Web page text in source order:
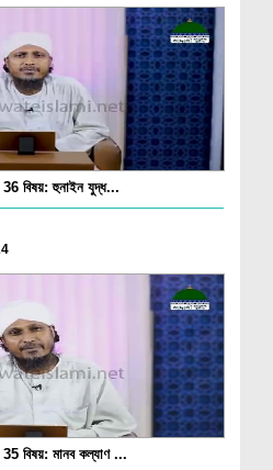
বিষয়: হুনাইন যুদ্ধ...
বিষয়: মানব কল্যাণ ...